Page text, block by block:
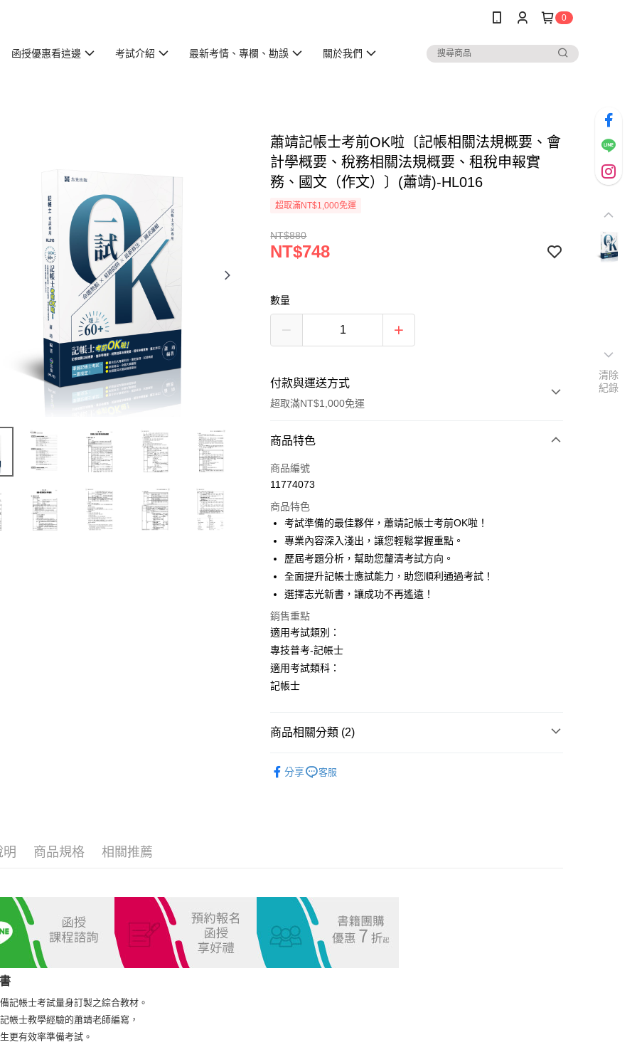
0
函授優惠看這邊 考試介紹 最新考情、專欄、勘誤 關於我們
蕭靖記帳士考前OK啦〔記帳相關法規概要、會
計學概要、稅務相關法規概要、租稅申報實
務、國文（作文）〕(蕭靖)-HL016
超取滿NT$1,000免運
NT$880
NT$748
數量
付款與運送方式
超取滿NT$1,000免運
付款方式
信用卡一次付款
LINE Pay
Apple Pay
悠遊付
Google Pay
ATM付款
運送方式
每筆NT$100，滿NT$1,000(含以上)免運費
外島郵寄
每筆NT$100，滿NT$1,000(含以上)免運費
商品特色
商品編號
11774073
商品特色
考試準備的最佳夥伴，蕭靖記帳士考前OK啦！
專業內容深入淺出，讓您輕鬆掌握重點。
歷屆考題分析，幫助您釐清考試方向。
全面提升記帳士應試能力，助您順利通過考試！
選擇志光新書，讓成功不再遙遠！
銷售重點
適用考試類別：
專技普考-記帳士
適用考試類科：
記帳士
商品相關分類 (2)
分享 客服
明 商品規格 相關推薦
記帳士考試量身訂製之綜合教材。
帳士教學經驗的蕭靖老師編寫，
更有效率準備考試。
清除
紀錄